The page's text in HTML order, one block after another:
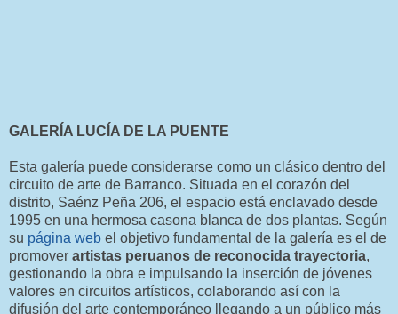
GALERÍA LUCÍA DE LA PUENTE
Esta galería puede considerarse como un clásico dentro del
circuito de arte de Barranco. Situada en el corazón del
distrito, Saénz Peña 206, el espacio está enclavado desde
1995 en una hermosa casona blanca de dos plantas. Según
su página web el objetivo fundamental de la galería es el de
promover artistas peruanos de reconocida trayectoria,
gestionando la obra e impulsando la inserción de jóvenes
valores en circuitos artísticos, colaborando así con la
difusión del arte contemporáneo llegando a un público más